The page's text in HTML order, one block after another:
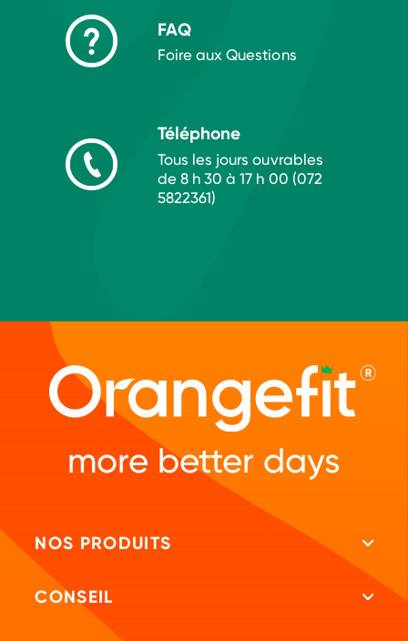
FAQ
Foire aux Questions
Téléphone
Tous les jours ouvrables
de 8 h 30 à 17 h 00 (072
5822361)
more better days
NOS PRODUITS
Tous les produits
Shakes protéinés
CONSEIL